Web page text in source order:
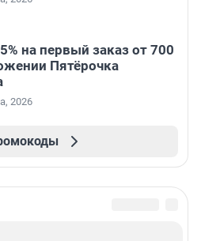
на первый заказ от 700
Пятёрочка
2026